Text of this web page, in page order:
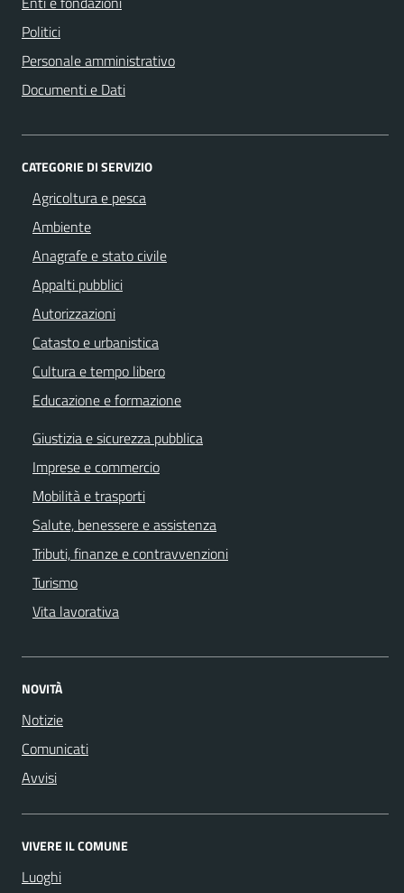
Politici
Personale amministrativo
Documenti e Dati
CATEGORIE DI SERVIZIO
Agricoltura e pesca
Ambiente
Anagrafe e stato civile
Appalti pubblici
Autorizzazioni
Catasto e urbanistica
Cultura e tempo libero
Educazione e formazione
Giustizia e sicurezza pubblica
Imprese e commercio
Mobilità e trasporti
Salute, benessere e assistenza
Tributi, finanze e contravvenzioni
Turismo
Vita lavorativa
NOVITÀ
Notizie
Comunicati
Avvisi
VIVERE IL COMUNE
Luoghi